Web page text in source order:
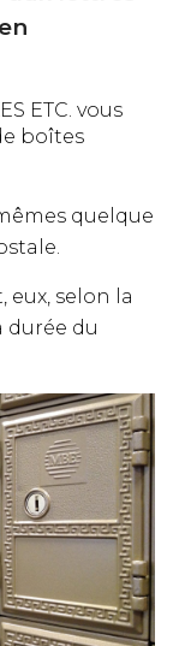
ETC. vous
boîtes
quelque
eux, selon la
durée du